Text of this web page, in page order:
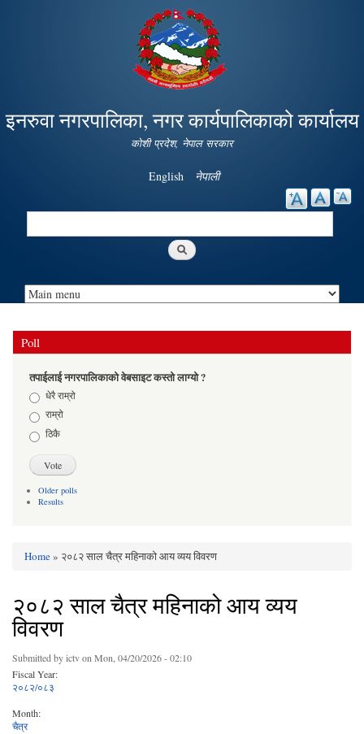
Skip to
main
content
इनरुवा नगरपालिका, नगर कार्यपालिकाको कार्यालय
कोशी प्रदेश, नेपाल सरकार
English नेपाली
Search
Poll
तपाईलाई नगरपालिकाको वेबसाइट कस्तो लाग्यो ?
Choicesधेरै राम्रो
राम्रो
ठिकै
Older polls
Results
Home» २०८२ साल चैत्र महिनाको आय व्यय विवरण
२०८२ साल चैत्र महिनाको आय व्यय
विवरण
Submitted byictvon Mon, 04/20/2026 - 02:10
Fiscal Year:
२०८२/०८३
Month:
चैत्र